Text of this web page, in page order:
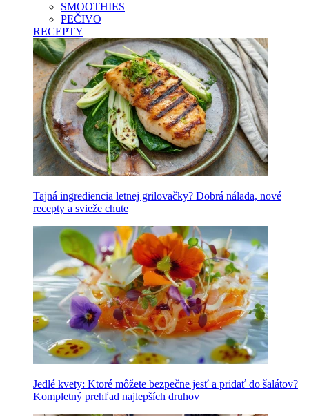
SMOOTHIES
PEČIVO
RECEPTY
Tajná ingrediencia letnej grilovačky? Dobrá nálada, nové
recepty a svieže chute
Jedlé kvety: Ktoré môžete bezpečne jesť a pridať do šalátov?
Kompletný prehľad najlepších druhov